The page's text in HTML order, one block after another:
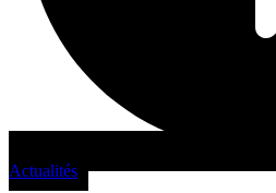
Actualités